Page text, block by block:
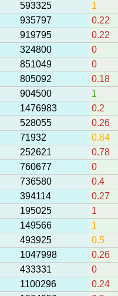
593325 1
935797 0.22
919795 0.22
324800 0
851049 0
805092 0.18
904500 1
1476983 0.2
528055 0.26
71932 0.84
252621 0.78
760677 0
736580 0.4
394114 0.27
195025 1
149566 1
493925 0.5
1047998 0.26
433331 0
1100296 0.24